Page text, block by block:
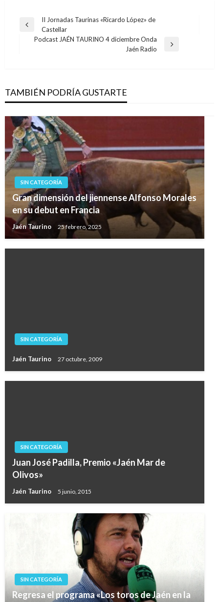
Navegación
Entrada
anterior
II Jornadas Taurinas «Ricardo López» de
Castellar
Podcast JAÉN TAURINO 4 diciembre Onda
Jaén Radio
TAMBIÉN PODRÍA GUSTARTE
SIN CATEGORÍA
Gran dimensión del jiennense Alfonso Morales
en su debut en Francia
Jaén Taurino 25 febrero, 2025
SIN CATEGORÍA
Jaén Taurino 27 octubre, 2009
SIN CATEGORÍA
Juan José Padilla, Premio «Jaén Mar de
Olivos»
Jaén Taurino 5 junio, 2015
SIN CATEGORÍA
Regresa el programa «Los toros de Jaén en la